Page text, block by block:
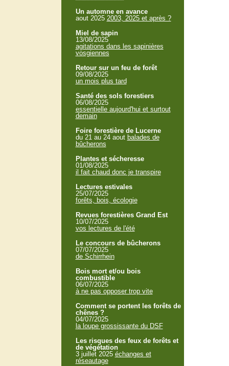
Un automne en avance
aout 2025 2003, 2025 et après ?
Miel de sapin
13/08/2025
agitations dans les sapinières
vosgiennes
Retour sur un feu de forêt
09/08/2025
un mois plus tard
Santé des sols forestiers
06/08/2025
essentielle aujourd'hui et surtout
demain
Foire forestière de Lucerne
du 21 au 24 aout balades de
bûcherons
Plantes et sécheresse
01/08/2025
il fait chaud donc je transpire
Lectures estivales
25/07/2025
forêts, bois, écologie
Revues forestières Grand Est
10/07/2025
vos lectures de l'été
Le concours de bûcherons
07/07/2025
de Schirrhein
Bois mort et/ou bois
combustible
06/07/2025
à ne pas opposer trop vite
Comment se portent les forêts de
chênes ?
04/07/2025
la loupe grossissante du DSF
Les risques des feux de forêts et
de végétation
3 juillet 2025 échanges et
réseautage